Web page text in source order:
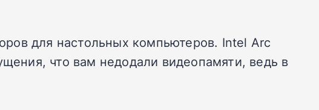
для настольных компьютеров. Intel Arc
что вам недодали видеопамяти, ведь в